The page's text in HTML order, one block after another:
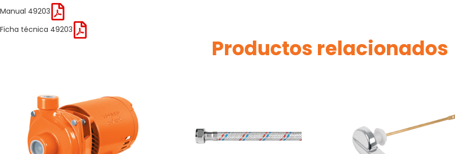
Manual 49203
Ficha técnica 49203
Productos relacionados